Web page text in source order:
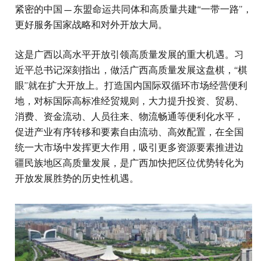
紧密的中国—东盟命运共同体和高质量共建“一带一路”，
更好服务国家战略和对外开放大局。
这是广西以高水平开放引领高质量发展的重大机遇。习
近平总书记深刻指出，做活广西高质量发展这盘棋，“棋
眼”就在扩大开放上。打造国内国际双循环市场经营便利
地，对标国际高标准经贸规则，大力提升投资、贸易、
消费、资金流动、人员往来、物流畅通等便利化水平，
促进产业有序转移和要素自由流动、高效配置，在全国
统一大市场中发挥更大作用，吸引更多资源要素推进边
疆民族地区高质量发展，是广西加快把区位优势转化为
开放发展胜势的历史性机遇。